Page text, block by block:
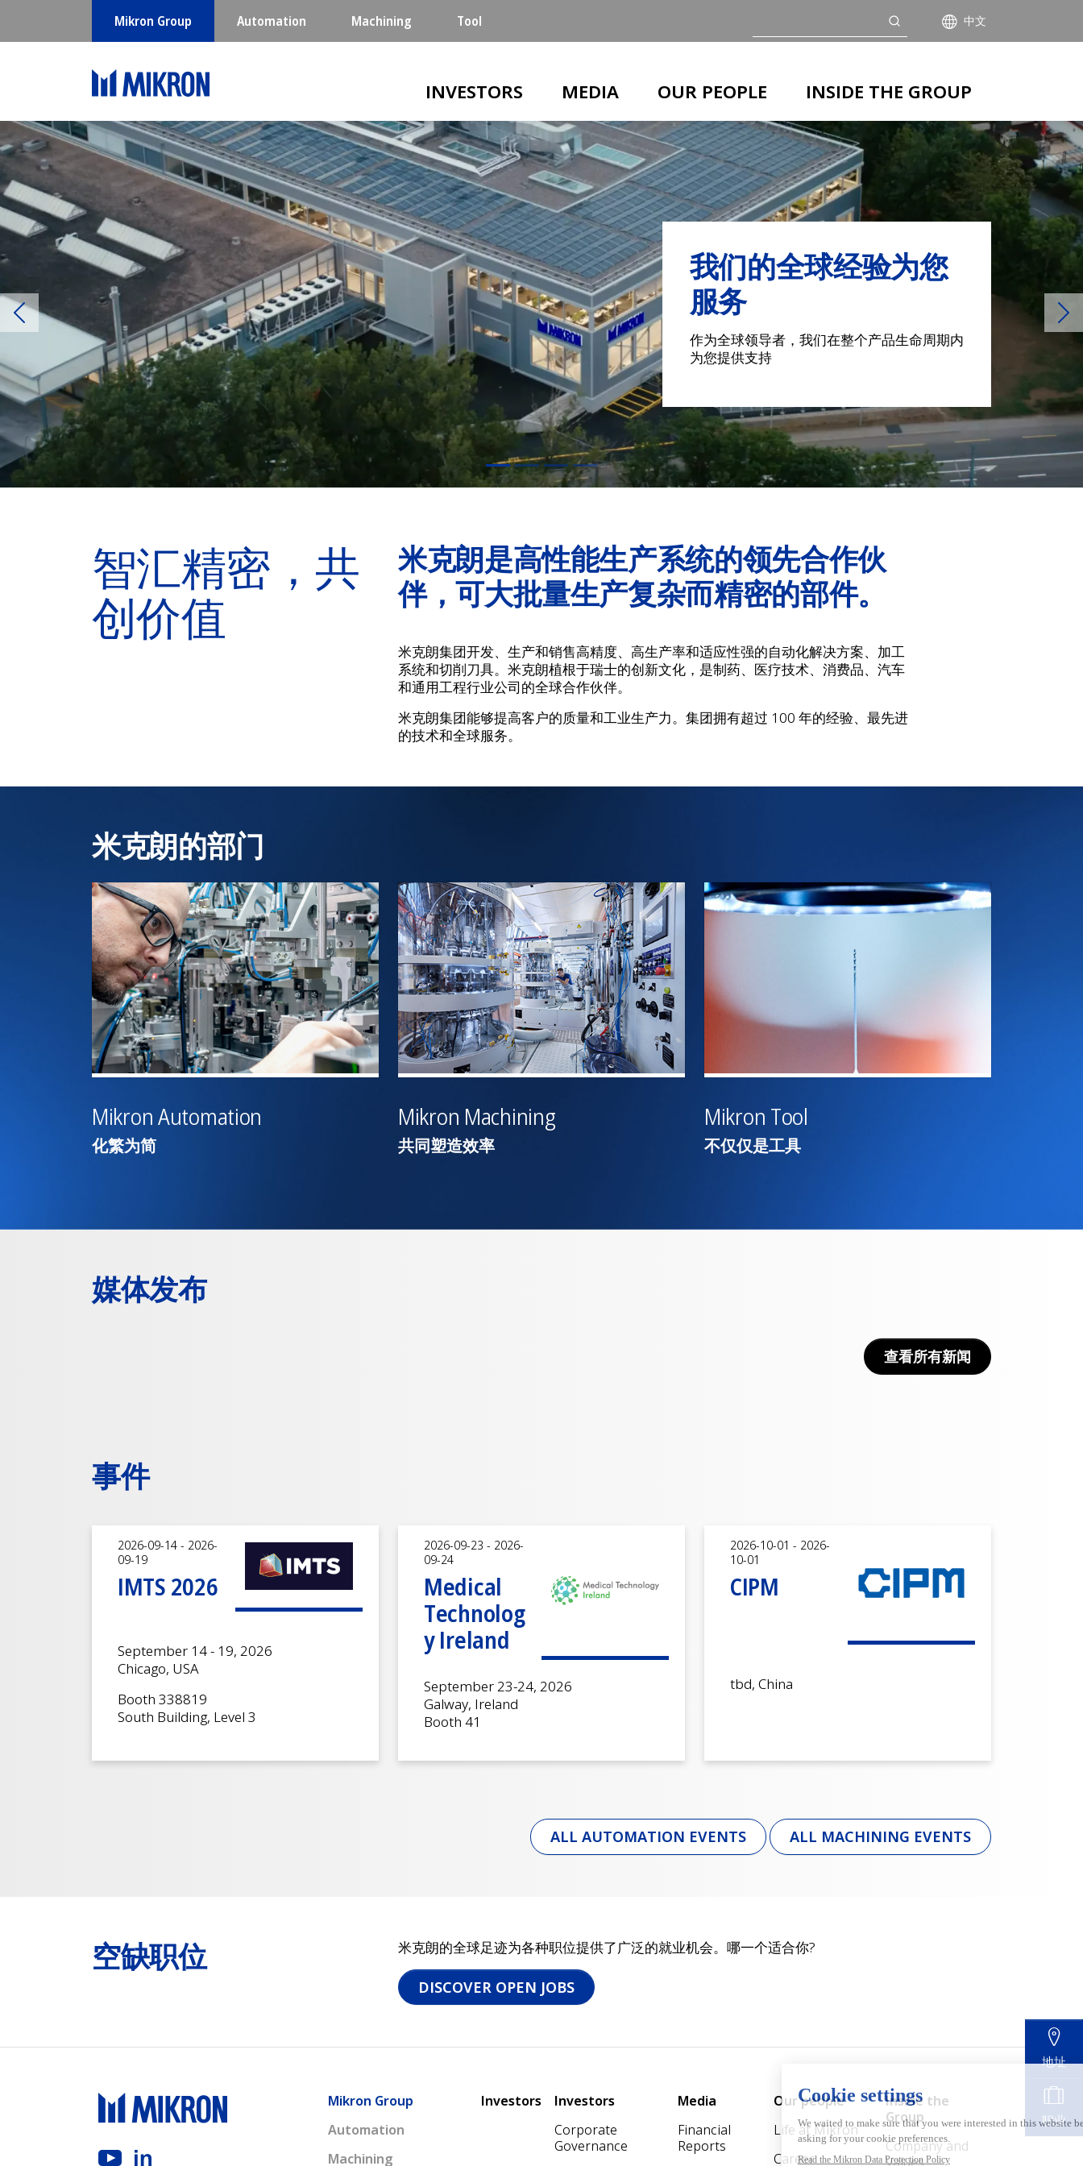
Mikron Group Automation Machining Tool 中文
INVESTORS MEDIA OUR PEOPLE INSIDE THE GROUP
Previous
智汇精密，共
创价值
米克朗是高性能生产系统的领先合作伙
伴，可大批量生产复杂而精密的部件。
米克朗集团开发、生产和销售高精度、高生产率和适应性强的自动化解决方案、加工
系统和切削刀具。米克朗植根于瑞士的创新文化，是制药、医疗技术、消费品、汽车
和通用工程行业公司的全球合作伙伴。
米克朗集团能够提高客户的质量和工业生产力。集团拥有超过 100 年的经验、最先进
的技术和全球服务。
米克朗的部门
Mikron Automation
化繁为简
Mikron Machining
共同塑造效率
Mikron Tool
不仅仅是工具
媒体发布
查看所有新闻
事件
2026-09-14 - 2026-
09-19
IMTS 2026
September 14 - 19, 2026
Chicago, USA
Booth 338819
South Building, Level 3
2026-09-23 - 2026-
09-24
Medical
Technolog
y Ireland
September 23-24, 2026
Galway, Ireland
Booth 41
2026-10-01 - 2026-
10-01
CIPM
tbd, China
ALL AUTOMATION EVENTS ALL MACHINING EVENTS
空缺职位 米克朗的全球足迹为各种职位提供了广泛的就业机会。哪一个适合你?
DISCOVER OPEN JOBS
地址
职业
Mikron Group
Automation
Machining
Main navigation
Investors
Investors
Corporate
Governance
Media
Financial
Reports
Our people
Life at Mikron
Career
Inside the
Group
Company and
Values